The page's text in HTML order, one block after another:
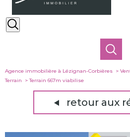
Agence immobilière à Lézignan-Corbières
Terrain
Terrain 667m viabilise
retour aux